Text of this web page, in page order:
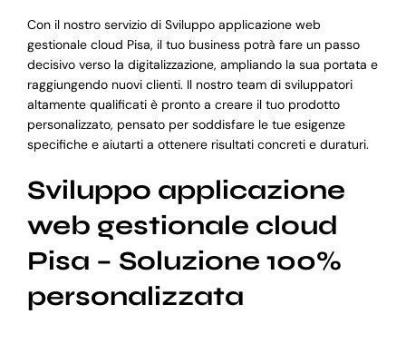
Con il nostro servizio di Sviluppo applicazione web
gestionale cloud Pisa, il tuo business potrà fare un passo
decisivo verso la digitalizzazione, ampliando la sua portata e
raggiungendo nuovi clienti. Il nostro team di sviluppatori
altamente qualificati è pronto a creare il tuo prodotto
personalizzato, pensato per soddisfare le tue esigenze
specifiche e aiutarti a ottenere risultati concreti e duraturi.
Sviluppo applicazione
web gestionale cloud
Pisa – Soluzione 100%
personalizzata